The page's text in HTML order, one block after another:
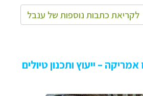
לקריאת כתבות נוספות של ענבל
– ייעוץ ותכנון טיולים